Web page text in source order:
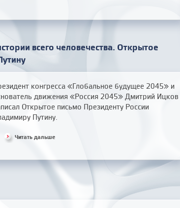
всего человечества. Открытое
конгресса «Глобальное будущее 2045» и
движения «Россия 2045» Дмитрий Ицков
Открытое письмо Президенту России
Путину.
Читать дальше